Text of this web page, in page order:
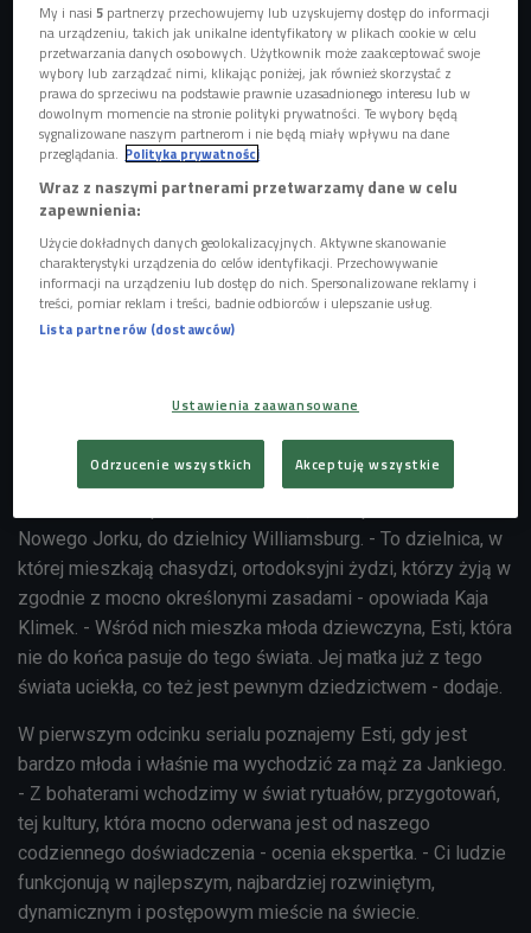
Zdjęcie ilustracyjne Foto: Shutterstock.com/Roman Samborskyi
Seriale na kwarantannę poleca Kaja Klimek
Nowego Jorku, do dzielnicy Williamsburg. - To dzielnica, w
której mieszkają chasydzi, ortodoksyjni żydzi, którzy żyją w
zgodnie z mocno określonymi zasadami - opowiada Kaja
Klimek. - Wśród nich mieszka młoda dziewczyna, Esti, która
nie do końca pasuje do tego świata. Jej matka już z tego
świata uciekła, co też jest pewnym dziedzictwem - dodaje.
W pierwszym odcinku serialu poznajemy Esti, gdy jest
bardzo młoda i właśnie ma wychodzić za mąż za Jankiego.
- Z bohaterami wchodzimy w świat rytuałów, przygotowań,
tej kultury, która mocno oderwana jest od naszego
codziennego doświadczenia - ocenia ekspertka. - Ci ludzie
funkcjonują w najlepszym, najbardziej rozwiniętym,
dynamicznym i postępowym mieście na świecie.
My i nasi5 partnerzy przechowujemy lub uzyskujemy dostęp do informacji
na urządzeniu, takich jak unikalne identyfikatory w plikach cookie w celu
przetwarzania danych osobowych. Użytkownik może zaakceptować swoje
wybory lub zarządzać nimi, klikając poniżej, jak również skorzystać z
prawa do sprzeciwu na podstawie prawnie uzasadnionego interesu lub w
dowolnym momencie na stronie polityki prywatności. Te wybory będą
sygnalizowane naszym partnerom i nie będą miały wpływu na dane
przeglądania. Polityka prywatności
Wraz z naszymi partnerami przetwarzamy dane w celu
zapewnienia:
Użycie dokładnych danych geolokalizacyjnych. Aktywne skanowanie
charakterystyki urządzenia do celów identyfikacji. Przechowywanie
informacji na urządzeniu lub dostęp do nich. Spersonalizowane reklamy i
treści, pomiar reklam i treści, badnie odbiorców i ulepszanie usług.
Lista partnerów (dostawców)
Ustawienia zaawansowane
Odrzucenie wszystkich Akceptuję wszystkie